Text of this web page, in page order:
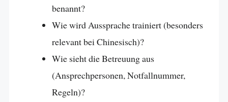
benannt?
Wie wird Aussprache trainiert (besonders
relevant bei Chinesisch)?
Wie sieht die Betreuung aus
(Ansprechpersonen, Notfallnummer,
Regeln)?